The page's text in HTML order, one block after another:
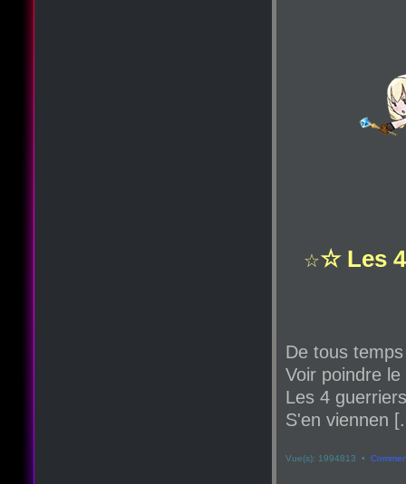
☆☆ Les
De tous
Voir poindre
Les 4
S'en viennen
Vue(s): 1994813 •